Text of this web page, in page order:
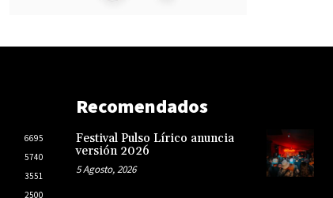
6695
5740
3551
2500
Recomendados
Festival Pulso Lírico anuncia
versión 2026
5 Agosto, 2026